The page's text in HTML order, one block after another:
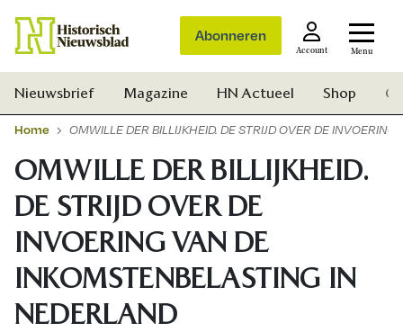
Abonneren
Account Menu
Nieuwsbrief Magazine HN Actueel Shop
Home OMWILLE DER BILLIJKHEID. DE STRIJD OVER DE
OMWILLE DER BILLIJKHEID.
DE STRIJD OVER DE
INVOERING VAN DE
INKOMSTENBELASTING IN
NEDERLAND